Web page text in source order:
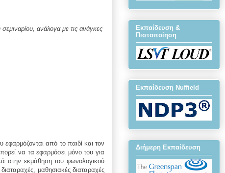
ανάλογα με τις ανάγκες
από το παιδί και τον
να τα εφαρμόσει μόνο του για
στην εκμάθηση του φωνολογικού
μαθησιακές διαταραχές
Εκπαίδευση &
Πιστοποίηση
Εκπαίδευση Nuffield
Διήμερη Εκπαίδευση